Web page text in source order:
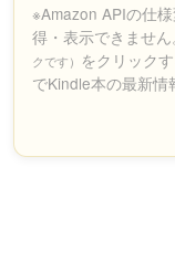
※Amazon APIの仕
得・表示できませ
クです） をクリック
でKindle本の最新情